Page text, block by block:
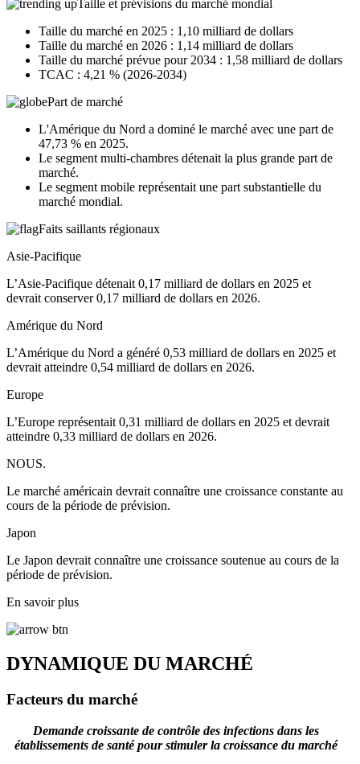
Taille et prévisions du marché mondial
Taille du marché en 2025 : 1,10 milliard de dollars
Taille du marché en 2026 : 1,14 milliard de dollars
Taille du marché prévue pour 2034 : 1,58 milliard de dollars
TCAC : 4,21 % (2026-2034)
Part de marché
L'Amérique du Nord a dominé le marché avec une part de
47,73 % en 2025.
Le segment multi-chambres détenait la plus grande part de
marché.
Le segment mobile représentait une part substantielle du
marché mondial.
Faits saillants régionaux
Asie-Pacifique
L’Asie-Pacifique détenait 0,17 milliard de dollars en 2025 et
devrait conserver 0,17 milliard de dollars en 2026.
Amérique du Nord
L’Amérique du Nord a généré 0,53 milliard de dollars en 2025 et
devrait atteindre 0,54 milliard de dollars en 2026.
Europe
L’Europe représentait 0,31 milliard de dollars en 2025 et devrait
atteindre 0,33 milliard de dollars en 2026.
NOUS.
Le marché américain devrait connaître une croissance constante au
cours de la période de prévision.
Japon
Le Japon devrait connaître une croissance soutenue au cours de la
période de prévision.
En savoir plus
DYNAMIQUE DU MARCHÉ
Facteurs du marché
Demande croissante de contrôle des infections dans les
établissements de santé pour stimuler la croissance du marché